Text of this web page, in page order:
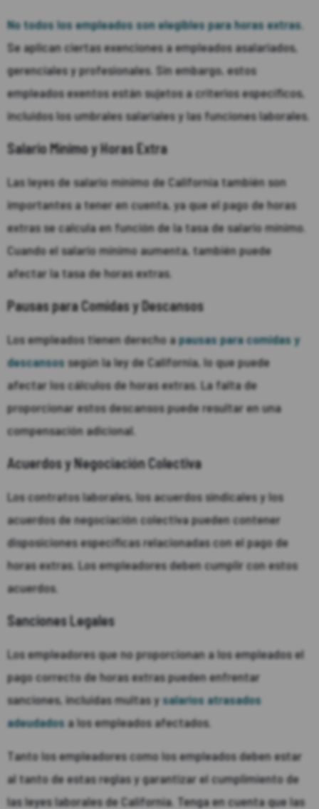
No todos los empleados son elegibles para horas extras.
Se aplican ciertas exenciones a empleados asalariados,
gerenciales y profesionales. Sin embargo, estos
empleados exentos están sujetos a criterios específicos,
incluidos los umbrales salariales y las funciones laborales.
Salario Mínimo y Horas Extra
Las leyes de salario mínimo de California también son
importantes a tener en cuenta, ya que el pago de horas
extras se calcula en función de la tasa de salario mínimo.
Cuando el salario mínimo aumenta, también puede
afectar la tasa de horas extras.
Pausas para Comidas y Descansos
Los empleados tienen derecho apausas para comidas y
descansossegún la ley de California, lo que puede
afectar los cálculos de horas extras. La falta de
proporcionar estos descansos puede resultar en una
compensación adicional.
Acuerdos y Negociación Colectiva
Los contratos laborales, los acuerdos sindicales y los
acuerdos de negociación colectiva pueden contener
disposiciones específicas relacionadas con el pago de
horas extras. Los empleadores deben cumplir con estos
acuerdos.
Sanciones Legales
Los empleadores que no proporcionan a los empleados el
pago correcto de horas extras pueden enfrentar
sanciones, incluidas multas ysalarios atrasados ​​
adeudadosa los empleados afectados.
Tanto los empleadores como los empleados deben estar
al tanto de estas reglas y garantizar el cumplimiento de
las leyes laborales de California. Tenga en cuenta que las